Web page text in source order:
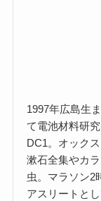
1997年広島生
て電池材料研
DC1。オック
漱石全集やカ
虫。マラソン2
アスリートと